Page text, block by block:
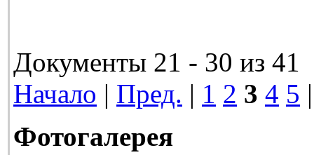
Документы 21 - 30 из 41
Начало | Пред. | 1 2 3 4 5
Фотогалерея